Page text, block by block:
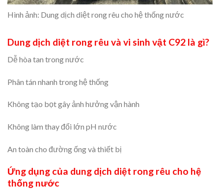
Hình ảnh: Dung dịch diệt rong rêu cho hệ thống nước
Dung dịch diệt rong rêu và vi sinh vật C92 là gì?
Dễ hòa tan trong nước
Phân tán nhanh trong hệ thống
Không tạo bọt gây ảnh hưởng vận hành
Không làm thay đổi lớn pH nước
An toàn cho đường ống và thiết bị
Ứng dụng của dung dịch diệt rong rêu cho hệ
thống nước